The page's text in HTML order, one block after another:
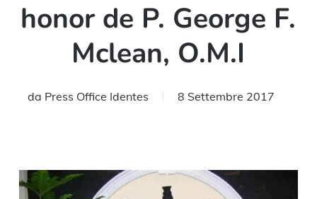
honor de P. George F.
Mclean, O.M.I
da Press Office Identes 8 Settembre 2017